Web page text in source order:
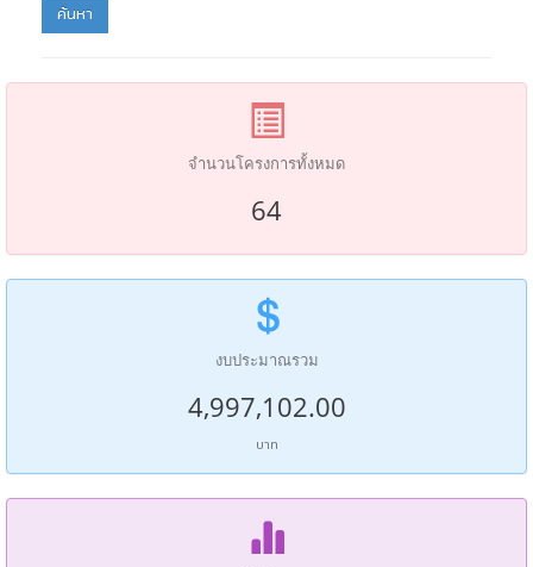
ค้นหา
จำนวนโครงการทั้งหมด
64
งบประมาณรวม
4,997,102.00
บาท